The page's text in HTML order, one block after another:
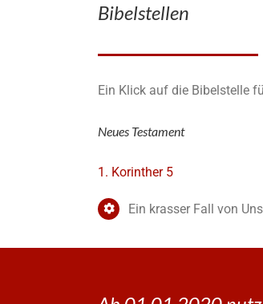
Bibelstellen
Ein Klick auf die Bibelstelle
Neues Testament
1. Korinther 5
Ein krasser Fall von